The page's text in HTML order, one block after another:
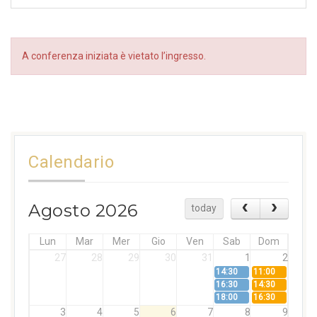
A conferenza iniziata è vietato l’ingresso.
Calendario
Agosto 2026 today
Lun Mar Mer Gio Ven Sab
Dom
27
28 29 30 31 1 2
14:30
11:00
16:30
14:30
18:00
16:30
3 4 5 6 7 8 9